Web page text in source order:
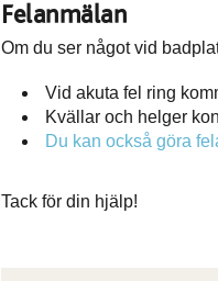
Felanmälan
Om du ser något vid
Vid akuta fel ring
Kvällar och helger
Du kan också göra
Tack för din hjälp!